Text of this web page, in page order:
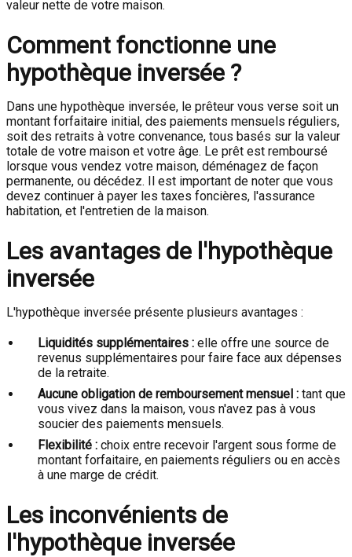
valeur nette de votre maison.
Comment fonctionne une
hypothèque inversée ?
Dans une hypothèque inversée, le prêteur vous verse soit un
montant forfaitaire initial, des paiements mensuels réguliers,
soit des retraits à votre convenance, tous basés sur la valeur
totale de votre maison et votre âge. Le prêt est remboursé
lorsque vous vendez votre maison, déménagez de façon
permanente, ou décédez. Il est important de noter que vous
devez continuer à payer les taxes foncières, l'assurance
habitation, et l'entretien de la maison.
Les avantages de l'hypothèque
inversée
L'hypothèque inversée présente plusieurs avantages :
Liquidités supplémentaires : elle offre une source de
revenus supplémentaires pour faire face aux dépenses
de la retraite.
Aucune obligation de remboursement mensuel : tant que
vous vivez dans la maison, vous n'avez pas à vous
soucier des paiements mensuels.
Flexibilité : choix entre recevoir l'argent sous forme de
montant forfaitaire, en paiements réguliers ou en accès
à une marge de crédit.
Les inconvénients de
l'hypothèque inversée